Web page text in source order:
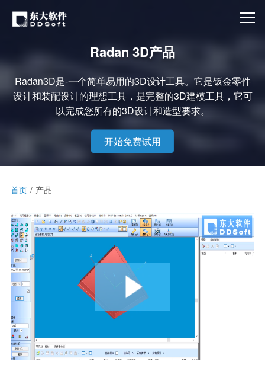
Radan 3D产品
Radan3D是-一个简单易用的3D设计工具。它是钣金零件
设计和装配设计的理想工具，是完整的3D建模工具，它可
以完成您所有的3D设计和造型要求。
开始免费试用
首页 产品